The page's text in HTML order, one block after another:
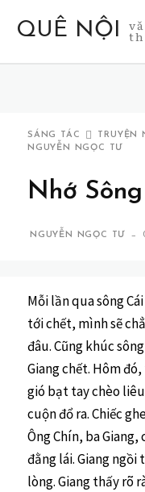
QUÊ NỘI
SÁNG TÁC TRUYỆN
NGUYỄN NGỌC TƯ
Nhớ Sông
NGUYỄN NGỌC TƯ -
Mỗi lần qua sông
tới chết, mình sẽ
đâu. Cũng khúc
Giang chết. Hôm
gió bạt tay chèo
cuộn đổ ra. Chiếc
Ông Chín, ba
đằng lái. Giang ngồi
lòng. Giang thấy rõ